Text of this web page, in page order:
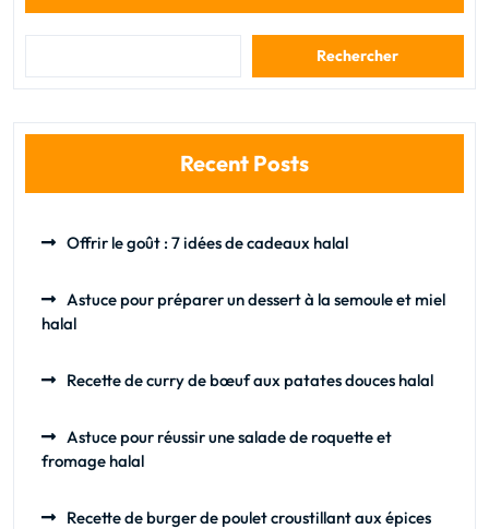
Rechercher
Recent Posts
Offrir le goût : 7 idées de cadeaux halal
Astuce pour préparer un dessert à la semoule et miel
halal
Recette de curry de bœuf aux patates douces halal
Astuce pour réussir une salade de roquette et
fromage halal
Recette de burger de poulet croustillant aux épices